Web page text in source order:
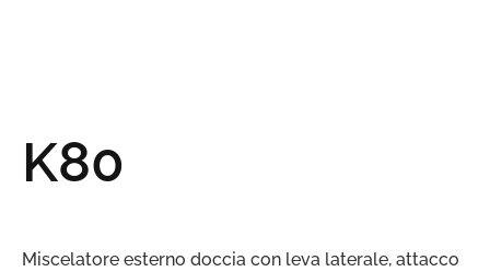
K80
Miscelatore esterno doccia con leva laterale, attacco